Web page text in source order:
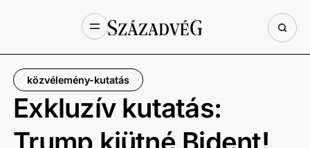
közvélemény-kutatás
Exkluzív kutatás:
Trump kiütné Bident!